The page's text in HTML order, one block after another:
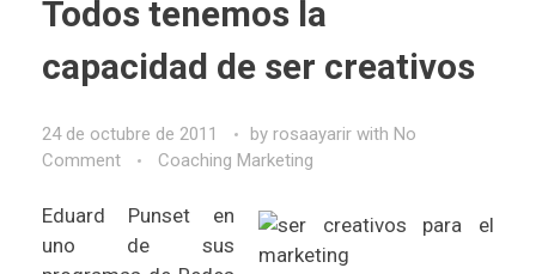
Todos tenemos la
capacidad de ser creativos
24 de octubre de 2011 by rosaayarir with No
Comment
Coaching Marketing
Eduard Punset en
uno de sus